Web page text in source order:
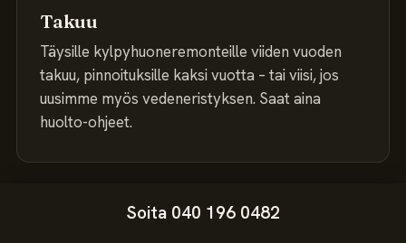
Takuu
Täysille kylpyhuoneremonteille viiden vuoden
takuu, pinnoituksille kaksi vuotta – tai viisi, jos
uusimme myös vedeneristyksen. Saat aina
huolto-ohjeet.
Soita 040 196 0482